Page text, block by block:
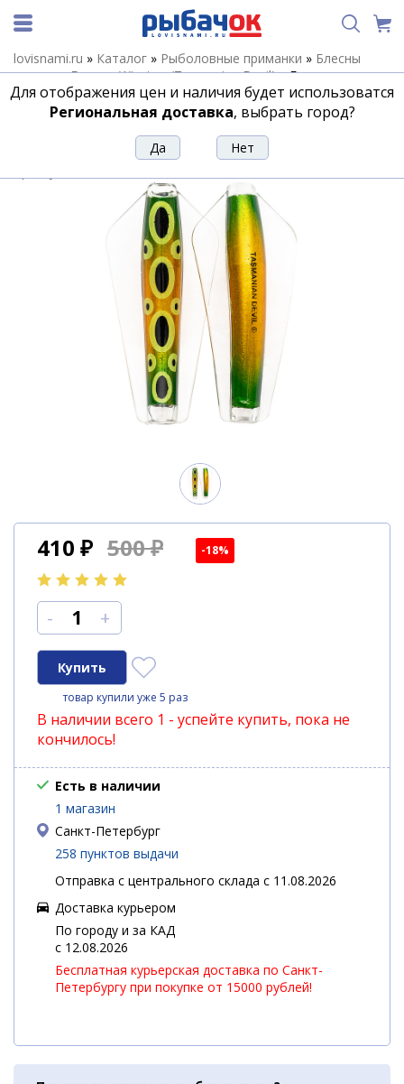
lovisnami.ru » Каталог » Рыболовные приманки » Блесны
летние»Блесны Wigston (Tasmanian Devil)»Блесна
Тасманский дьявол (WIGSTON LURES) 20g №50 Frog
Блесна Тасманский дьявол (WIGSTON
LURES) 20g №50 Frog
410 ₽ 500 ₽ -18%
- +
товар купили уже 5 раз
В наличии всего 1 - успейте купить, пока не
кончилось!
Есть в наличии
1 магазин
Санкт-Петербург
258 пунктов выдачи
Отправка с центрального склада с 11.08.2026
Доставка курьером
По городу и за КАД
c 12.08.2026
Бесплатная курьерская доставка по Санкт-
Петербургу при покупке от 15000 рублей!
Для отображения цен и наличия будет использоватся
Региональная доставка, выбрать город?